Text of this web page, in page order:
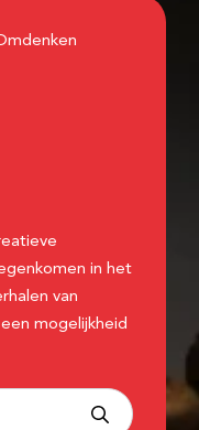
in het
van
mogelijkheid